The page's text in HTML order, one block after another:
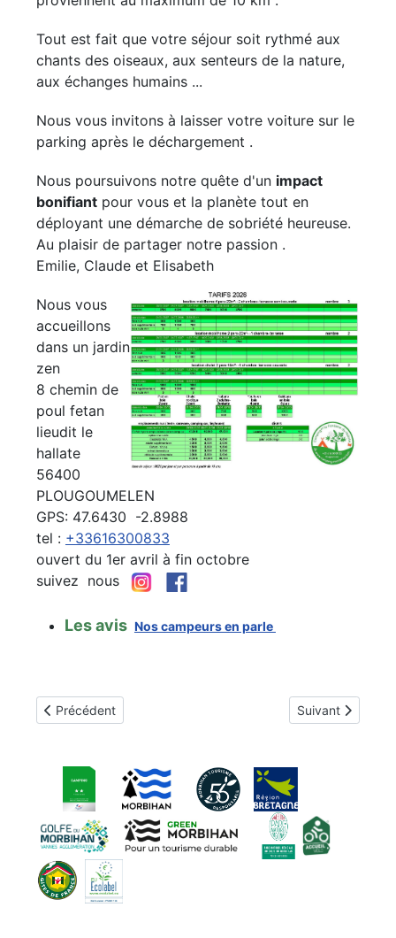
Tout est fait que votre séjour soit rythmé aux
chants des oiseaux, aux senteurs de la nature,
aux échanges humains ...
Nous vous invitons à laisser votre voiture sur le
parking après le déchargement .
Nous poursuivons notre quête d'un impact
bonifiantpour vous et la planète tout en
déployant une démarche de sobriété heureuse.
Au plaisir de partager notre passion .
Emilie, Claude et Elisabeth
Nous vous
accueillons
dans un jardin
zen
8 chemin de
poul fetan
lieudit le
hallate
56400
PLOUGOUMELEN
GPS: 47.6430 -2.8988
tel : +33616300833
ouvert du 1er avril à fin octobre
suivez nous
Les avis Nos campeurs en parle
Article précédent : Historique du camping (2)
Précédent Article suivant :
Suivant